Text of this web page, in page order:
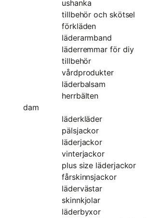
ushanka
tillbehör och skötsel
förkläden
läderarmband
läderremmar för diy
tillbehör
vårdprodukter
läderbalsam
herrbälten
dam
läderkläder
pälsjackor
läderjackor
vinterjackor
plus size läderjackor
fårskinnsjackor
lädervästar
skinnkjolar
läderbyxor